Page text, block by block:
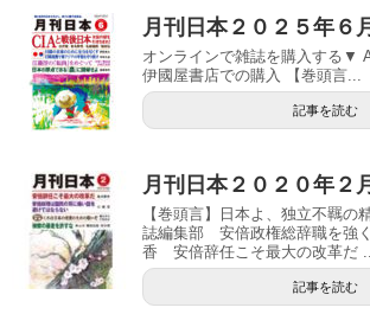
月刊日本２０２５年６
オンラインで雑誌を購入する▼
伊國屋書店での購入 【巻頭言...
記事を読む
月刊日本２０２０年２
【巻頭言】日本よ、独立不羈の
誌編集部 安倍政権総辞職を強
香 安倍辞任こそ最大の改革だ ...
記事を読む